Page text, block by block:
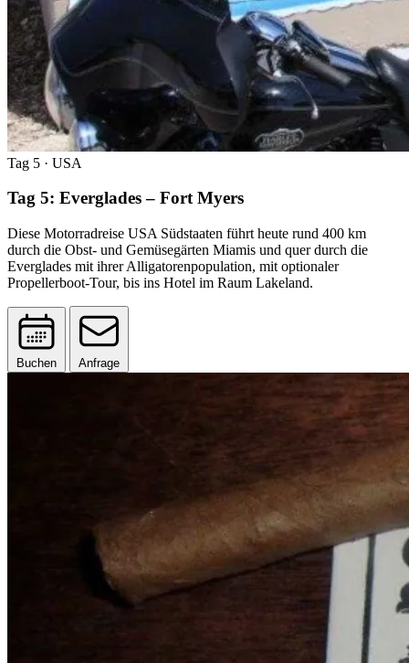
Tag 5 · USA
Tag 5: Everglades – Fort Myers
Diese Motorradreise USA Südstaaten führt heute rund 400 km
durch die Obst- und Gemüsegärten Miamis und quer durch die
Everglades mit ihrer Alligatorenpopulation, mit optionaler
Propellerboot-Tour, bis ins Hotel im Raum Lakeland.
Buchen Anfrage